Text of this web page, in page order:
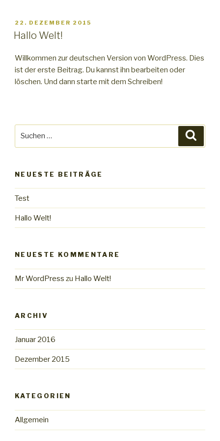
VERÖFFENTLICHT
AM
22. DEZEMBER 2015
Hallo Welt!
Willkommen zur deutschen Version von WordPress. Dies
ist der erste Beitrag. Du kannst ihn bearbeiten oder
löschen. Und dann starte mit dem Schreiben!
NEUESTE BEITRÄGE
Test
Hallo Welt!
NEUESTE KOMMENTARE
Mr WordPress zu Hallo Welt!
ARCHIV
Januar 2016
Dezember 2015
KATEGORIEN
Allgemein